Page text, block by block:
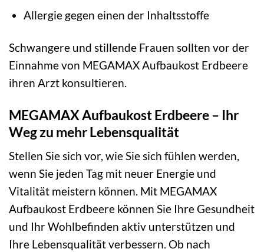
Allergie gegen einen der Inhaltsstoffe
Schwangere und stillende Frauen sollten vor der
Einnahme von MEGAMAX Aufbaukost Erdbeere
ihren Arzt konsultieren.
MEGAMAX Aufbaukost Erdbeere – Ihr
Weg zu mehr Lebensqualität
Stellen Sie sich vor, wie Sie sich fühlen werden,
wenn Sie jeden Tag mit neuer Energie und
Vitalität meistern können. Mit MEGAMAX
Aufbaukost Erdbeere können Sie Ihre Gesundheit
und Ihr Wohlbefinden aktiv unterstützen und
Ihre Lebensqualität verbessern. Ob nach